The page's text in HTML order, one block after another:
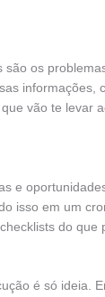
são os
informações,
vão te levar
e
isso em um
do que
é só ideia.